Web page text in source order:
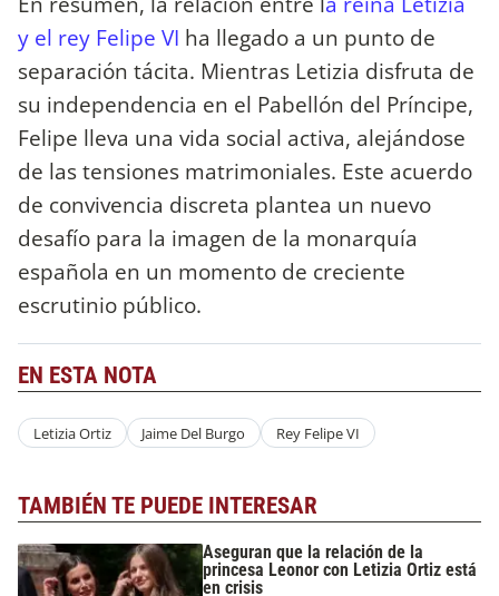
y el rey Felipe VI ha llegado a un punto de
separación tácita. Mientras Letizia disfruta de
su independencia en el Pabellón del Príncipe,
Felipe lleva una vida social activa, alejándose
de las tensiones matrimoniales. Este acuerdo
de convivencia discreta plantea un nuevo
desafío para la imagen de la monarquía
española en un momento de creciente
escrutinio público.
EN ESTA NOTA
Letizia Ortiz Jaime Del Burgo Rey Felipe VI
TAMBIÉN TE PUEDE INTERESAR
Aseguran que la relación de la
princesa Leonor con Letizia Ortiz está
en crisis